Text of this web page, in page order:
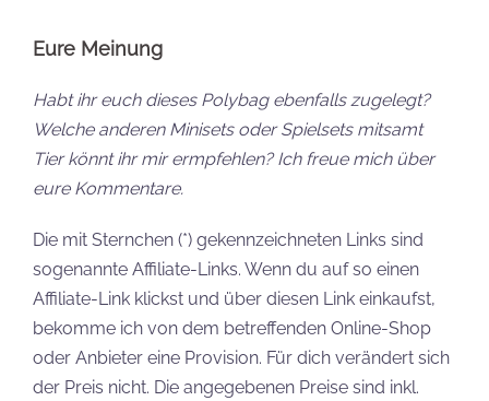
Eure Meinung
Habt ihr euch dieses Polybag ebenfalls zugelegt?
Welche anderen Minisets oder Spielsets mitsamt
Tier könnt ihr mir ermpfehlen? Ich freue mich über
eure Kommentare.
Die mit Sternchen (*) gekennzeichneten Links sind
sogenannte Affiliate-Links. Wenn du auf so einen
Affiliate-Link klickst und über diesen Link einkaufst,
bekomme ich von dem betreffenden Online-Shop
oder Anbieter eine Provision. Für dich verändert sich
der Preis nicht. Die angegebenen Preise sind inkl.